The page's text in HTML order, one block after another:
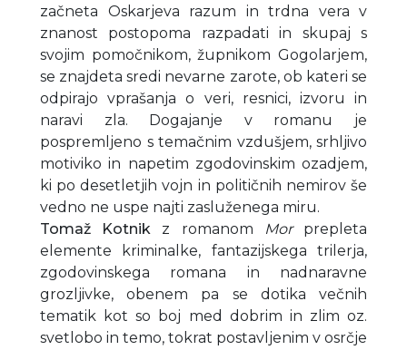
začneta Oskarjeva razum in trdna vera v
znanost postopoma razpadati in skupaj s
svojim pomočnikom, župnikom Gogolarjem,
se znajdeta sredi nevarne zarote, ob kateri se
odpirajo vprašanja o veri, resnici, izvoru in
naravi zla. Dogajanje v romanu je
pospremljeno s temačnim vzdušjem, srhljivo
motiviko in napetim zgodovinskim ozadjem,
ki po desetletjih vojn in političnih nemirov še
vedno ne uspe najti zasluženega miru.
Tomaž Kotnik z romanom Morprepleta
elemente kriminalke, fantazijskega trilerja,
zgodovinskega romana in nadnaravne
grozljivke, obenem pa se dotika večnih
tematik kot so boj med dobrim in zlim oz.
svetlobo in temo, tokrat postavljenim v osrčje